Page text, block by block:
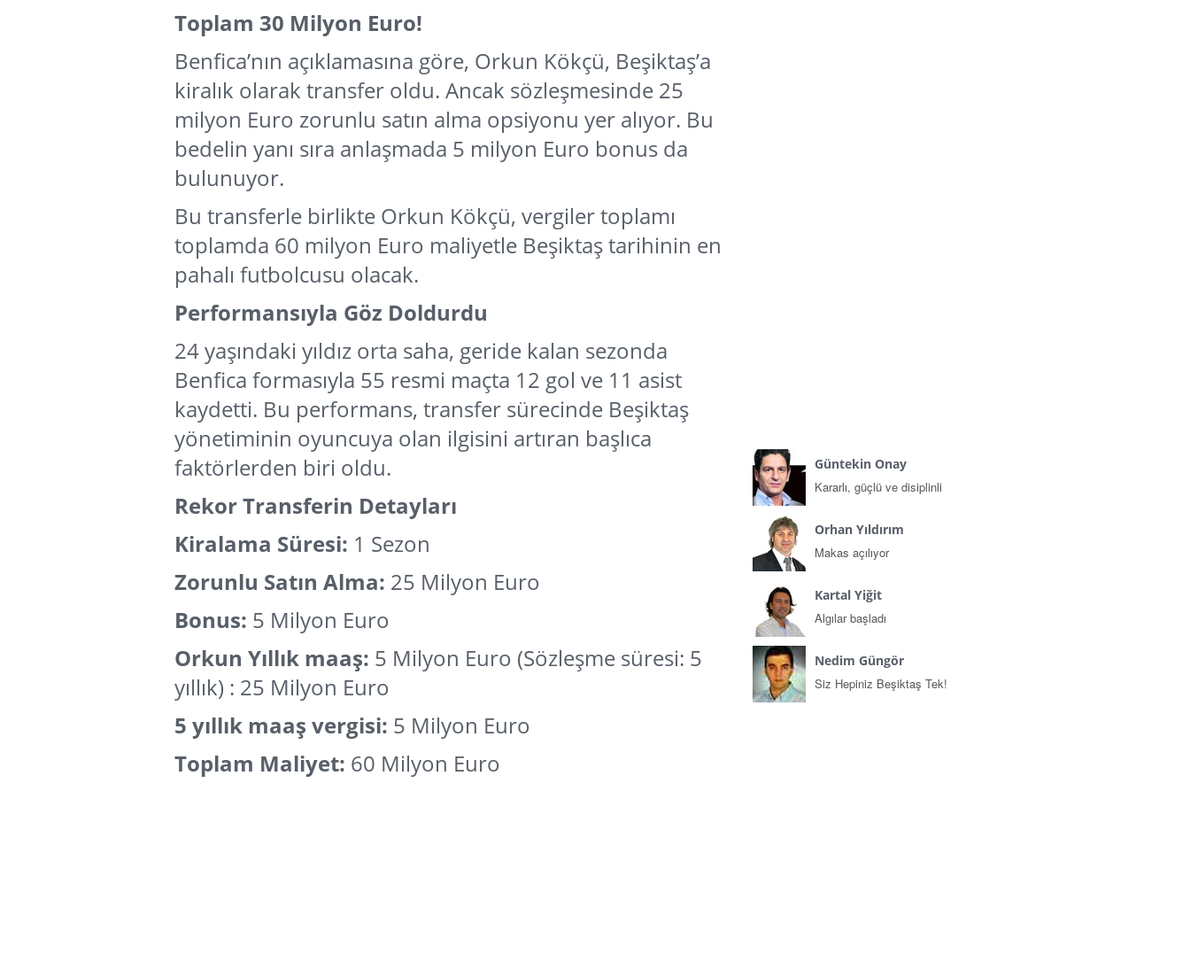
Toplam 30 Milyon Euro!
Benfica’nın açıklamasına göre, Orkun Kökçü, Beşiktaş’a
kiralık olarak transfer oldu. Ancak sözleşmesinde 25
milyon Euro zorunlu satın alma opsiyonu yer alıyor. Bu
bedelin yanı sıra anlaşmada 5 milyon Euro bonus da
bulunuyor.
Bu transferle birlikte Orkun Kökçü, vergiler toplamı
toplamda 60 milyon Euro maliyetle Beşiktaş tarihinin en
pahalı futbolcusu olacak.
Performansıyla Göz Doldurdu
24 yaşındaki yıldız orta saha, geride kalan sezonda
Benfica formasıyla 55 resmi maçta 12 gol ve 11 asist
kaydetti. Bu performans, transfer sürecinde Beşiktaş
yönetiminin oyuncuya olan ilgisini artıran başlıca
faktörlerden biri oldu.
Rekor Transferin Detayları
Kiralama Süresi: 1 Sezon
Zorunlu Satın Alma: 25 Milyon Euro
Bonus: 5 Milyon Euro
Orkun Yıllık maaş: 5 Milyon Euro (Sözleşme süresi: 5
yıllık) : 25 Milyon Euro
5 yıllık maaş vergisi: 5 Milyon Euro
Toplam Maliyet: 60 Milyon Euro
Güntekin Onay
Kararlı, güçlü ve disiplinli
Orhan Yıldırım
Makas açılıyor
Kartal Yiğit
Algılar başladı
Nedim Güngör
Siz Hepiniz Beşiktaş Tek!